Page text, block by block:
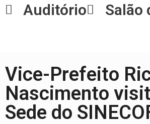
Auditório Salão
Vice-Prefeito
Nascimento
Sede do